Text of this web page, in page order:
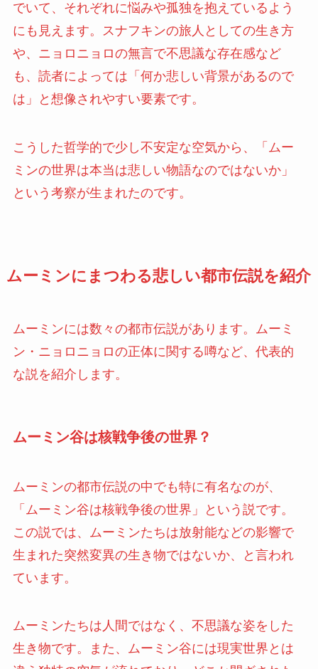
でいて、それぞれに悩みや孤独を抱えているよう
にも見えます。スナフキンの旅人としての生き方
や、ニョロニョロの無言で不思議な存在感など
も、読者によっては「何か悲しい背景があるので
は」と想像されやすい要素です。
こうした哲学的で少し不安定な空気から、「ムー
ミンの世界は本当は悲しい物語なのではないか」
という考察が生まれたのです。
ムーミンにまつわる悲しい都市伝説を紹介
ムーミンには数々の都市伝説があります。ムーミ
ン・ニョロニョロの正体に関する噂など、代表的
な説を紹介します。
ムーミン谷は核戦争後の世界？
ムーミンの都市伝説の中でも特に有名なのが、
「ムーミン谷は核戦争後の世界」という説です。
この説では、ムーミンたちは放射能などの影響で
生まれた突然変異の生き物ではないか、と言われ
ています。
ムーミンたちは人間ではなく、不思議な姿をした
生き物です。また、ムーミン谷には現実世界とは